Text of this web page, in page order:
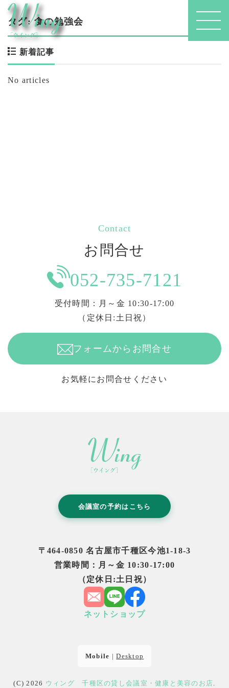
タグ:食の勉強会
新着記事
No articles
Contact
お問合せ
フォームからお問合せ
お気軽にお問合せください
052-735-7121
受付時間：月～金 10:30-17:00
（定休日:土日祝）
会議室の予約はこちら
〒464-0850 名古屋市千種区今池1-18-3
営業時間：月～金 10:30-17:00
（定休日:土日祝）
ネットショップ
Mobile |Desktop
(C) 2026 ウィング 千種区の貸し会議室・健康と美容のお店.